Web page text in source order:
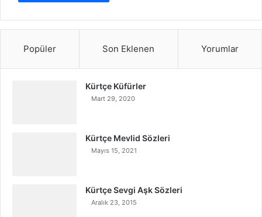
Popüler Son Eklenen Yorumlar
Kürtçe Küfürler
Mart 29, 2020
Kürtçe Mevlid Sözleri
Mayıs 15, 2021
Kürtçe Sevgi Aşk Sözleri
Aralık 23, 2015